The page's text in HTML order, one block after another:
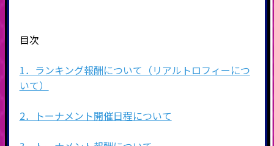
目次
1．ランキング報酬について（リアルトロフィーにつ
いて）
2．トーナメント開催日程について